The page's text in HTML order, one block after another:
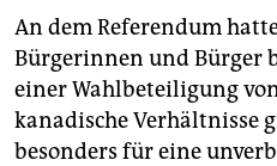
An dem Referendum
Bürgerinnen und Bürger
einer Wahlbeteiligung
kanadische Verhältnisse
besonders für eine